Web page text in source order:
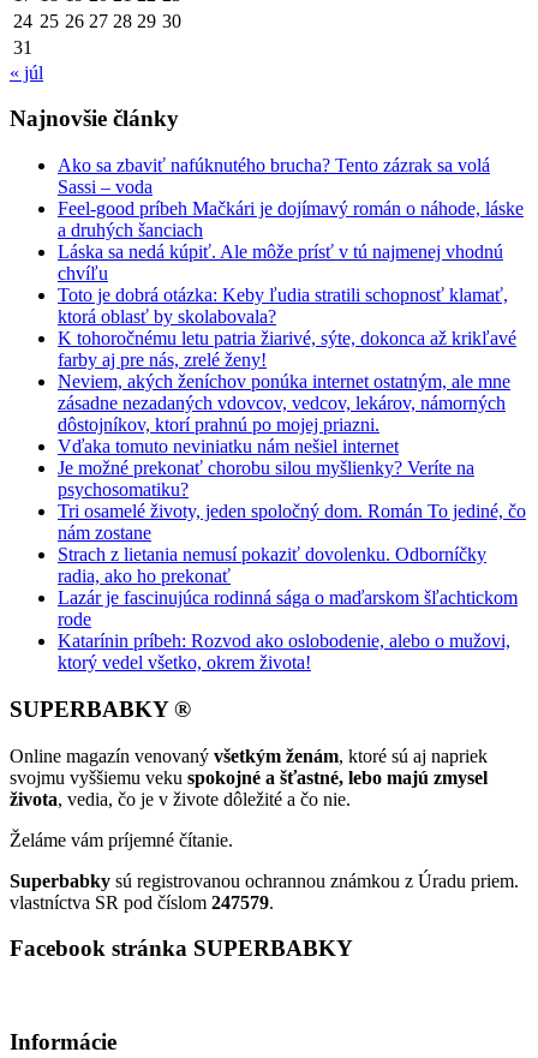
24 25 26 27 28 29 30
31
« júl
Najnovšie články
Ako sa zbaviť nafúknutého brucha? Tento zázrak sa volá
Sassi – voda
Feel-good príbeh Mačkári je dojímavý román o náhode, láske
a druhých šanciach
Láska sa nedá kúpiť. Ale môže prísť v tú najmenej vhodnú
chvíľu
Toto je dobrá otázka: Keby ľudia stratili schopnosť klamať,
ktorá oblasť by skolabovala?
K tohoročnému letu patria žiarivé, sýte, dokonca až krikľavé
farby aj pre nás, zrelé ženy!
Neviem, akých ženíchov ponúka internet ostatným, ale mne
zásadne nezadaných vdovcov, vedcov, lekárov, námorných
dôstojníkov, ktorí prahnú po mojej priazni.
Vďaka tomuto neviniatku nám nešiel internet
Je možné prekonať chorobu silou myšlienky? Veríte na
psychosomatiku?
Tri osamelé životy, jeden spoločný dom. Román To jediné, čo
nám zostane
Strach z lietania nemusí pokaziť dovolenku. Odborníčky
radia, ako ho prekonať
Lazár je fascinujúca rodinná sága o maďarskom šľachtickom
rode
Katarínin príbeh: Rozvod ako oslobodenie, alebo o mužovi,
ktorý vedel všetko, okrem života!
SUPERBABKY ®
Online magazín venovaný všetkým ženám, ktoré sú aj napriek
svojmu vyššiemu veku spokojné a šťastné, lebo majú zmysel
života, vedia, čo je v živote dôležité a čo nie.
Želáme vám príjemné čítanie.
Superbabky sú registrovanou ochrannou známkou z Úradu priem.
vlastníctva SR pod číslom 247579.
Facebook stránka SUPERBABKY
Informácie